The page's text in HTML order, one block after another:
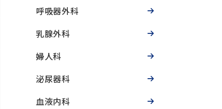
呼吸器外科
乳腺外科
婦人科
泌尿器科
血液内科